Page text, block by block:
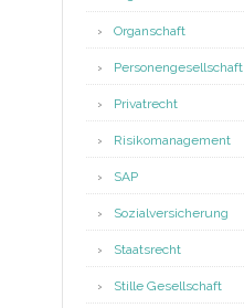
Organschaft
Personengesellschaft
Privatrecht
Risikomanagement
SAP
Sozialversicherung
Staatsrecht
Stille Gesellschaft